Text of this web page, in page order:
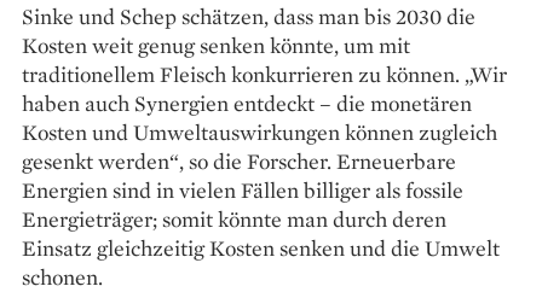
Sinke und Schep schätzen, dass man bis 2030 die
Kosten weit genug senken könnte, um mit
traditionellem Fleisch konkurrieren zu können. „Wir
haben auch Synergien entdeckt – die monetären
Kosten und Umweltauswirkungen können zugleich
gesenkt werden“, so die Forscher. Erneuerbare
Energien sind in vielen Fällen billiger als fossile
Energieträger; somit könnte man durch deren
Einsatz gleichzeitig Kosten senken und die Umwelt
schonen.